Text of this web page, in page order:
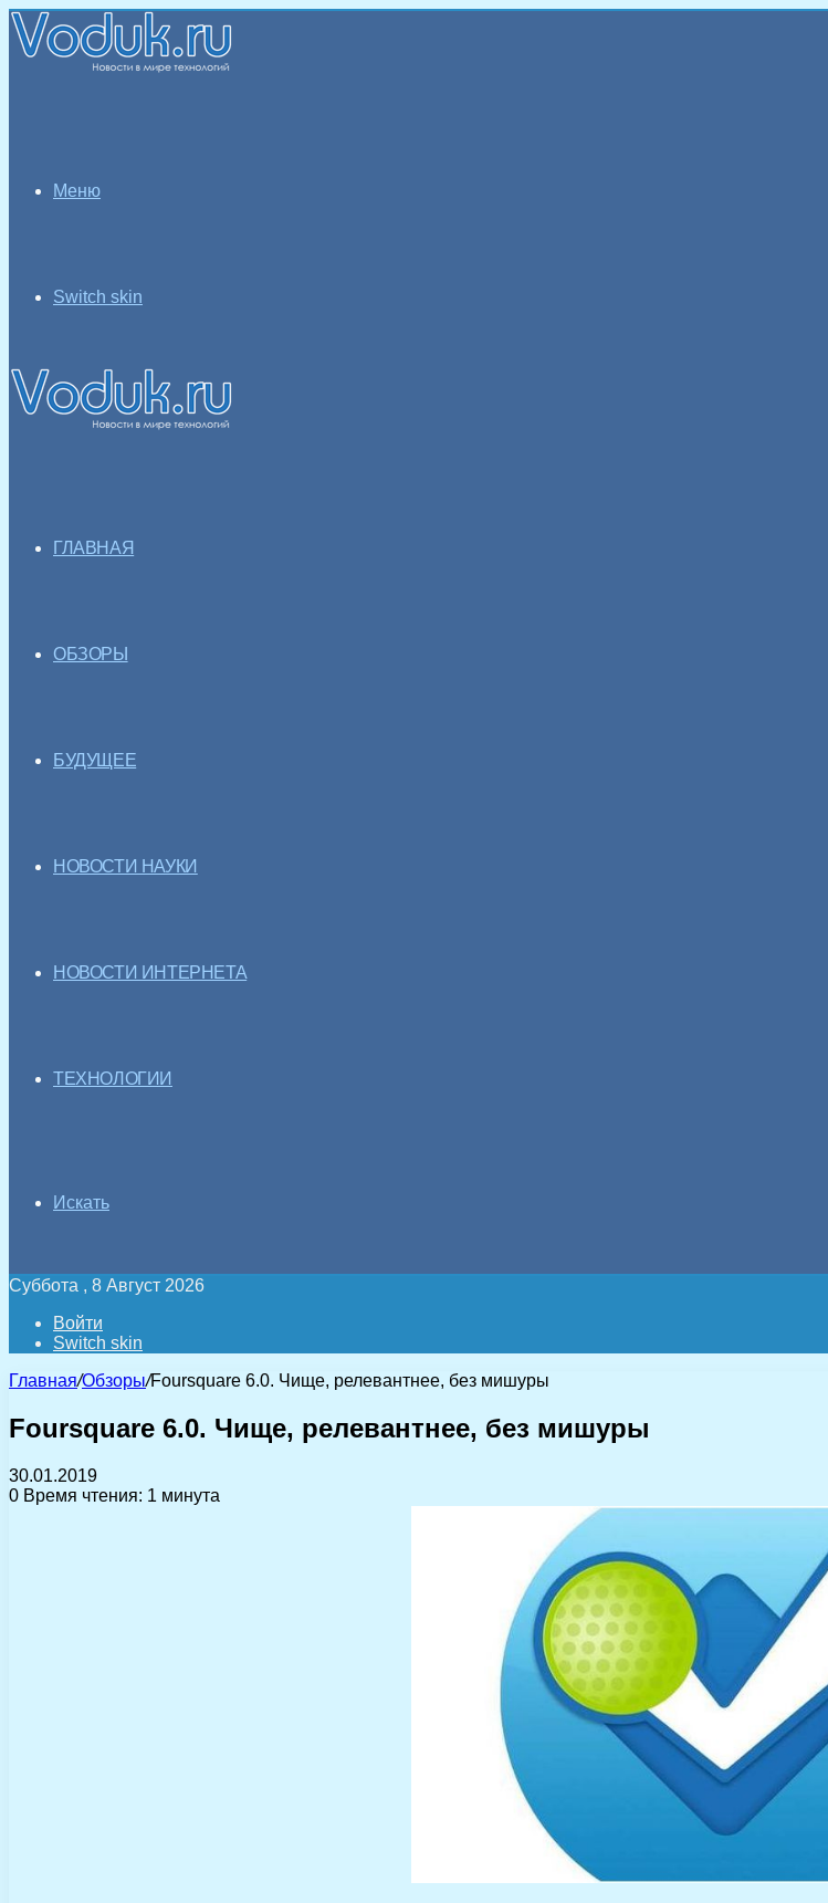
Меню
Switch skin
ГЛАВНАЯ
ОБЗОРЫ
БУДУЩЕЕ
НОВОСТИ НАУКИ
НОВОСТИ ИНТЕРНЕТА
ТЕХНОЛОГИИ
Искать
Суббота , 8 Август 2026
Войти
Switch skin
Главная/Обзоры/Foursquare 6.0. Чище, релевантнее, без мишуры
Foursquare 6.0. Чище, релевантнее, без мишуры
30.01.2019
0 Время чтения: 1 минута